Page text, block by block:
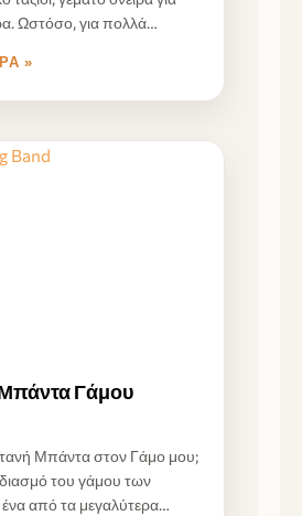
Ωστόσο, για πολλά
»
Γάμου
Μπάντα στον Γάμο μου;
του γάμου των
από τα μεγαλύτερα